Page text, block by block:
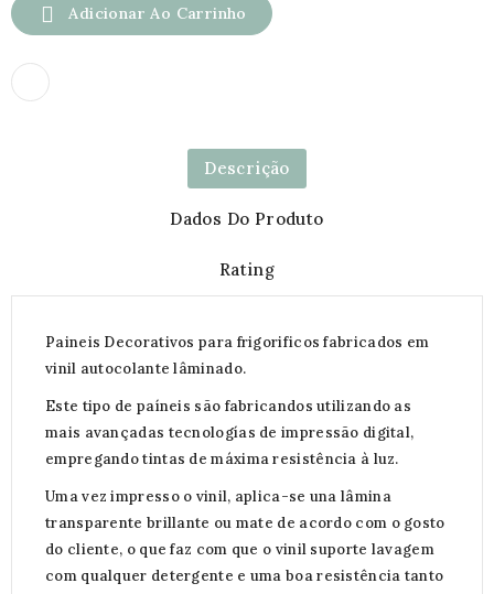
 Adicionar Ao Carrinho
Descrição
Dados Do Produto
Rating
Paineis Decorativos para frigorificos fabricados em
vinil autocolante lâminado.
Este tipo de paíneis são fabricandos utilizando as
mais avançadas tecnologías de impressão digital,
empregando tintas de máxima resistência à luz.
Uma vez impresso o vinil, aplica-se una lâmina
transparente brillante ou mate de acordo com o gosto
do cliente, o que faz com que o vinil suporte lavagem
com qualquer detergente e uma boa resistência tanto